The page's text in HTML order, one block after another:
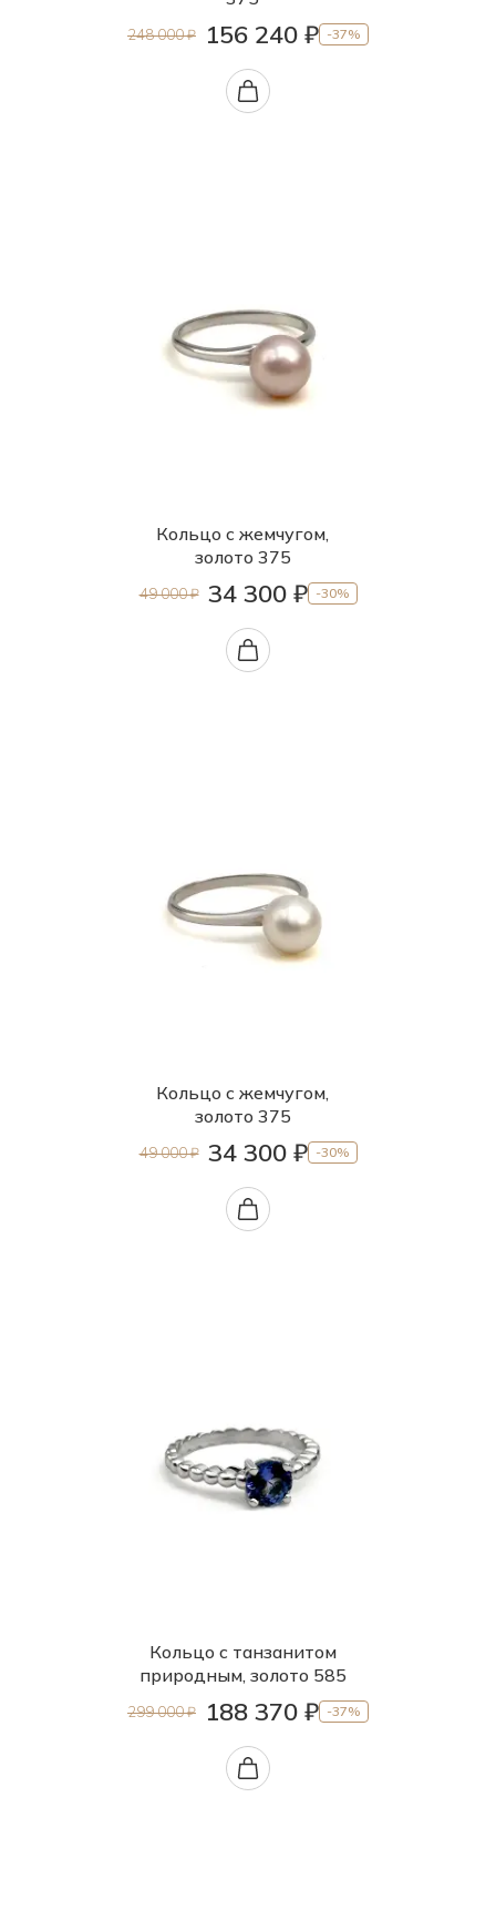
248 000 ₽ 156 240 ₽ -37%
Кольцо с жемчугом,
золото 375
49 000 ₽ 34 300 ₽ -30%
Кольцо с жемчугом,
золото 375
49 000 ₽ 34 300 ₽ -30%
Кольцо с танзанитом
природным, золото 585
299 000 ₽ 188 370 ₽ -37%